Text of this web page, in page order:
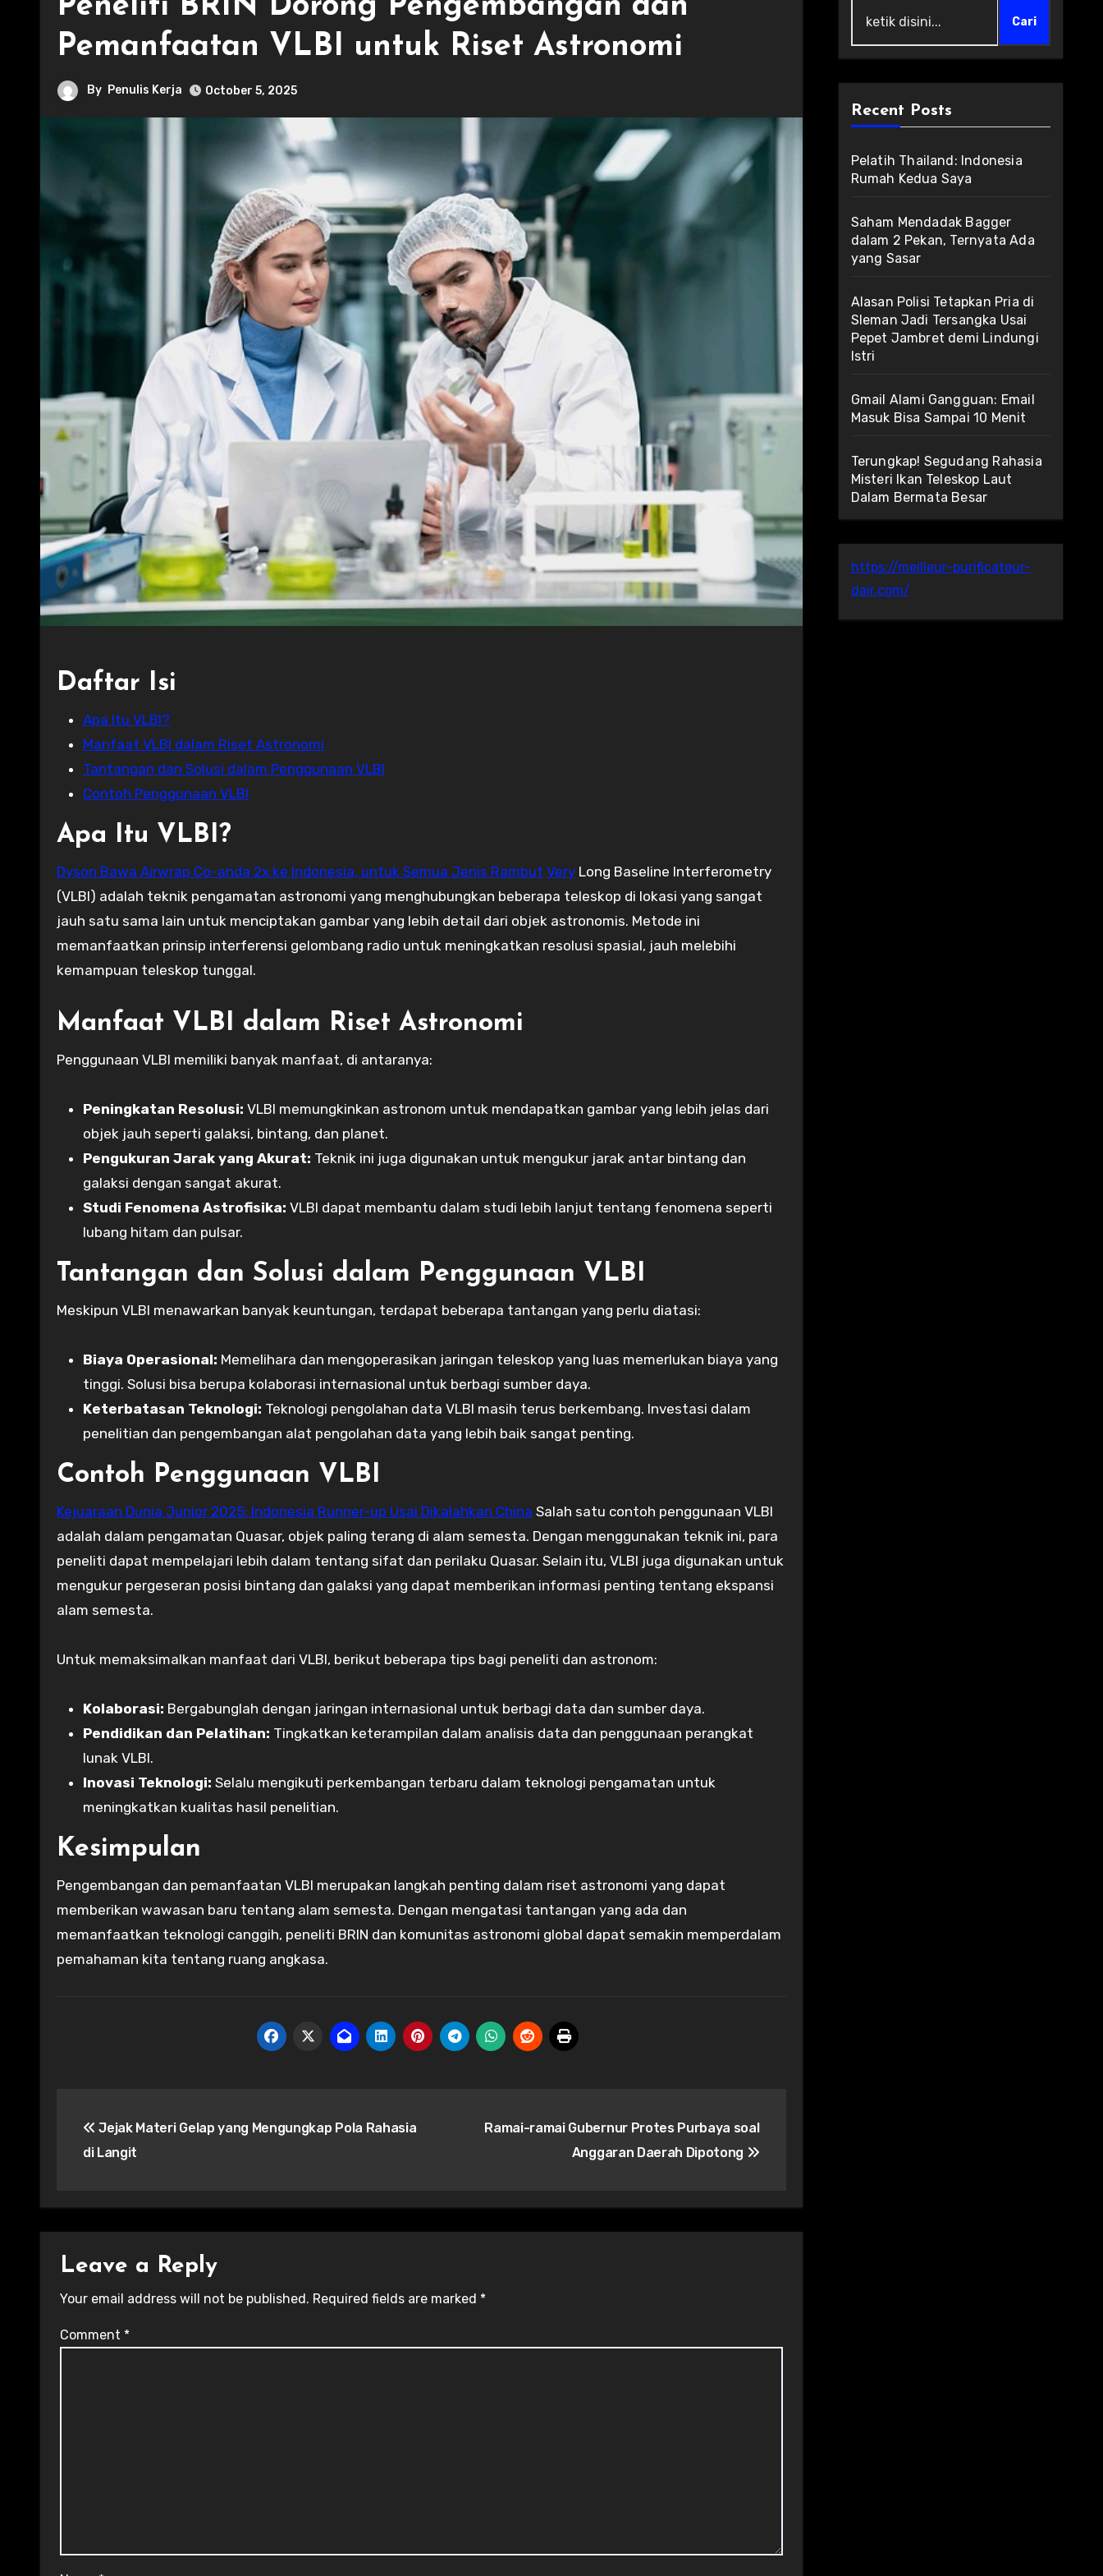
Peneliti BRIN Dorong Pengembangan dan
Pemanfaatan VLBI untuk Riset Astronomi
By Penulis Kerja October 5, 2025
Daftar Isi
Apa Itu VLBI?
Manfaat VLBI dalam Riset Astronomi
Tantangan dan Solusi dalam Penggunaan VLBI
Contoh Penggunaan VLBI
Apa Itu VLBI?
Dyson Bawa Airwrap Co-anda 2x ke Indonesia, untuk Semua Jenis Rambut Very Long Baseline Interferometry
(VLBI) adalah teknik pengamatan astronomi yang menghubungkan beberapa teleskop di lokasi yang sangat
jauh satu sama lain untuk menciptakan gambar yang lebih detail dari objek astronomis. Metode ini
memanfaatkan prinsip interferensi gelombang radio untuk meningkatkan resolusi spasial, jauh melebihi
kemampuan teleskop tunggal.
Manfaat VLBI dalam Riset Astronomi
Penggunaan VLBI memiliki banyak manfaat, di antaranya:
Peningkatan Resolusi: VLBI memungkinkan astronom untuk mendapatkan gambar yang lebih jelas dari
objek jauh seperti galaksi, bintang, dan planet.
Pengukuran Jarak yang Akurat: Teknik ini juga digunakan untuk mengukur jarak antar bintang dan
galaksi dengan sangat akurat.
Studi Fenomena Astrofisika: VLBI dapat membantu dalam studi lebih lanjut tentang fenomena seperti
lubang hitam dan pulsar.
Tantangan dan Solusi dalam Penggunaan VLBI
Meskipun VLBI menawarkan banyak keuntungan, terdapat beberapa tantangan yang perlu diatasi:
Biaya Operasional: Memelihara dan mengoperasikan jaringan teleskop yang luas memerlukan biaya yang
tinggi. Solusi bisa berupa kolaborasi internasional untuk berbagi sumber daya.
Keterbatasan Teknologi: Teknologi pengolahan data VLBI masih terus berkembang. Investasi dalam
penelitian dan pengembangan alat pengolahan data yang lebih baik sangat penting.
Contoh Penggunaan VLBI
Kejuaraan Dunia Junior 2025: Indonesia Runner-up Usai Dikalahkan China Salah satu contoh penggunaan VLBI
adalah dalam pengamatan Quasar, objek paling terang di alam semesta. Dengan menggunakan teknik ini, para
peneliti dapat mempelajari lebih dalam tentang sifat dan perilaku Quasar. Selain itu, VLBI juga digunakan untuk
mengukur pergeseran posisi bintang dan galaksi yang dapat memberikan informasi penting tentang ekspansi
alam semesta.
Untuk memaksimalkan manfaat dari VLBI, berikut beberapa tips bagi peneliti dan astronom:
Kolaborasi: Bergabunglah dengan jaringan internasional untuk berbagi data dan sumber daya.
Pendidikan dan Pelatihan: Tingkatkan keterampilan dalam analisis data dan penggunaan perangkat
lunak VLBI.
Inovasi Teknologi: Selalu mengikuti perkembangan terbaru dalam teknologi pengamatan untuk
meningkatkan kualitas hasil penelitian.
Kesimpulan
Pengembangan dan pemanfaatan VLBI merupakan langkah penting dalam riset astronomi yang dapat
memberikan wawasan baru tentang alam semesta. Dengan mengatasi tantangan yang ada dan
memanfaatkan teknologi canggih, peneliti BRIN dan komunitas astronomi global dapat semakin memperdalam
pemahaman kita tentang ruang angkasa.
navigation
Jejak Materi Gelap yang Mengungkap Pola Rahasia
di Langit
Ramai-ramai Gubernur Protes Purbaya soal
Anggaran Daerah Dipotong
Leave a Reply
Your email address will not be published. Required fields are marked *
Comment *
Cari
Recent Posts
Pelatih Thailand: Indonesia
Rumah Kedua Saya
Saham Mendadak Bagger
dalam 2 Pekan, Ternyata Ada
yang Sasar
Alasan Polisi Tetapkan Pria di
Sleman Jadi Tersangka Usai
Pepet Jambret demi Lindungi
Istri
Gmail Alami Gangguan: Email
Masuk Bisa Sampai 10 Menit
Terungkap! Segudang Rahasia
Misteri Ikan Teleskop Laut
Dalam Bermata Besar
https://meilleur-purificateur-
dair.com/